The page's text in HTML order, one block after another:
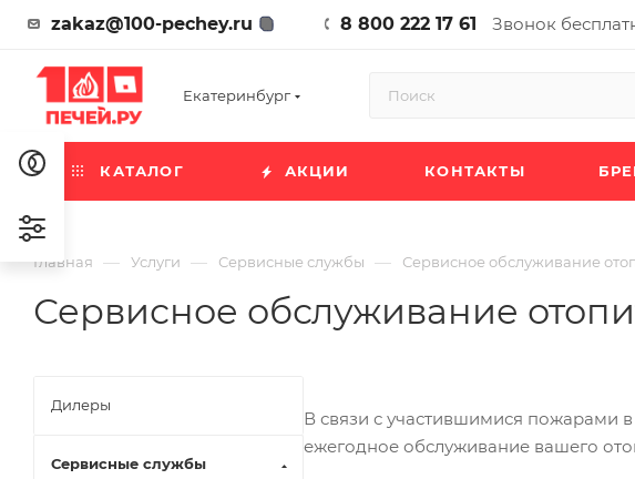
zakaz@100-pechey.ru 8 800 222 17 61 Звонок
Екатеринбург
КАТАЛОГ АКЦИИ КОНТАКТЫ
Главная — Услуги — Сервисные службы — Сервисное обслуживание
Сервисное обслуживание
В связи с участившимися пожарами
ежегодное обслуживание вашего
Дилеры
Сервисные службы